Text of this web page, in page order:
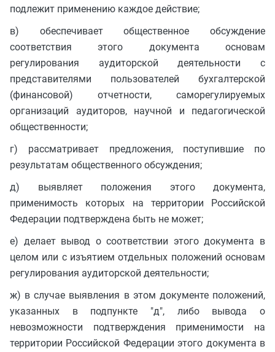
подлежит применению каждое действие;
в) обеспечивает общественное обсуждение
соответствия этого документа основам
регулирования аудиторской деятельности с
представителями пользователей бухгалтерской
(финансовой) отчетности, саморегулируемых
организаций аудиторов, научной и педагогической
общественности;
г) рассматривает предложения, поступившие по
результатам общественного обсуждения;
д) выявляет положения этого документа,
применимость которых на территории Российской
Федерации подтверждена быть не может;
е) делает вывод о соответствии этого документа в
целом или с изъятием отдельных положений основам
регулирования аудиторской деятельности;
ж) в случае выявления в этом документе положений,
указанных в подпункте "д", либо вывода о
невозможности подтверждения применимости на
территории Российской Федерации этого документа в